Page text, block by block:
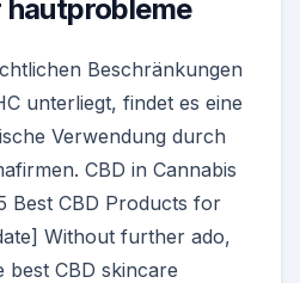
Beschränkungen
unterliegt, findet es eine
Verwendung durch
CBD in Cannabis
Best CBD Products for
Without further ado,
CBD skincare